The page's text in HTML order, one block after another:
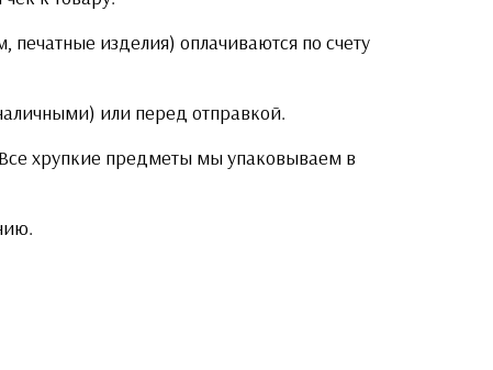
изделия) оплачиваются по счету
или перед отправкой.
хрупкие предметы мы упаковываем в